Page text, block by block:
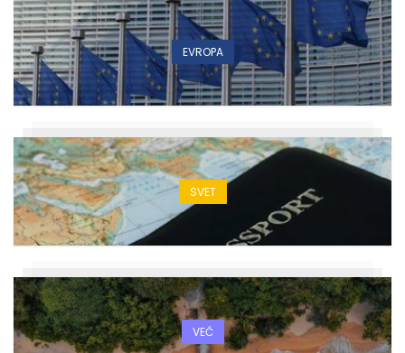
EVROPA
SVET
VEČ